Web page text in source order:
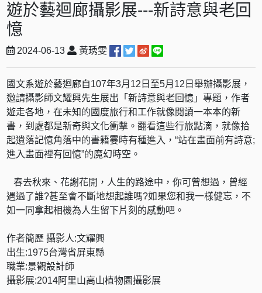
遊於藝迴廊攝影展---新詩意與老回
憶
2024-06-13 黃琇雯
國文系遊於藝迴廊自107年3月12日至5月12日舉辦攝影展，
邀請攝影師文耀興先生展出「新詩意與老回憶」專題，作者
遊走各地，在未知的國度旅行和工作就像閱讀一本本的新
書，到處都是新奇與文化衝擊。翻看這些行旅點滴，就像拾
起遺落記憶角落中的書籍霎時有種進入，“站在畫面前有詩意;
進入畫面裡有回憶”的魔幻時空。
春去秋來、花謝花開，人生的路途中，你可曾想過，曾經
遇過了誰?甚至會不斷地想起誰嗎?如果您和我一樣健忘，不
如一同拿起相機為人生留下片刻的感動吧。
作者簡歷 攝影人:文耀興
出生:1975台灣省屏東縣
職業:景觀設計師
攝影展:2014阿里山高山植物園攝影展